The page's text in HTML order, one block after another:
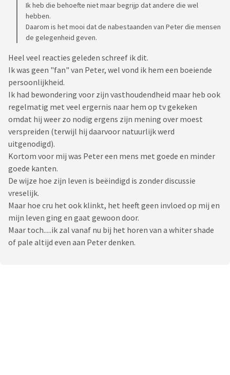
Ik heb die behoefte niet maar begrijp dat andere die wel
hebben.
Daarom is het mooi dat de nabestaanden van Peter die mensen
de gelegenheid geven.
Heel veel reacties geleden schreef ik dit.
Ik was geen "fan" van Peter, wel vond ik hem een boeiende
persoonlijkheid.
Ik had bewondering voor zijn vasthoudendheid maar heb ook
regelmatig met veel ergernis naar hem op tv gekeken
omdat hij weer zo nodig ergens zijn mening over moest
verspreiden (terwijl hij daarvoor natuurlijk werd
uitgenodigd).
Kortom voor mij was Peter een mens met goede en minder
goede kanten.
De wijze hoe zijn leven is beëindigd is zonder discussie
vreselijk.
Maar hoe cru het ook klinkt, het heeft geen invloed op mij en
mijn leven ging en gaat gewoon door.
Maar toch.....ik zal vanaf nu bij het horen van a whiter shade
of pale altijd even aan Peter denken.